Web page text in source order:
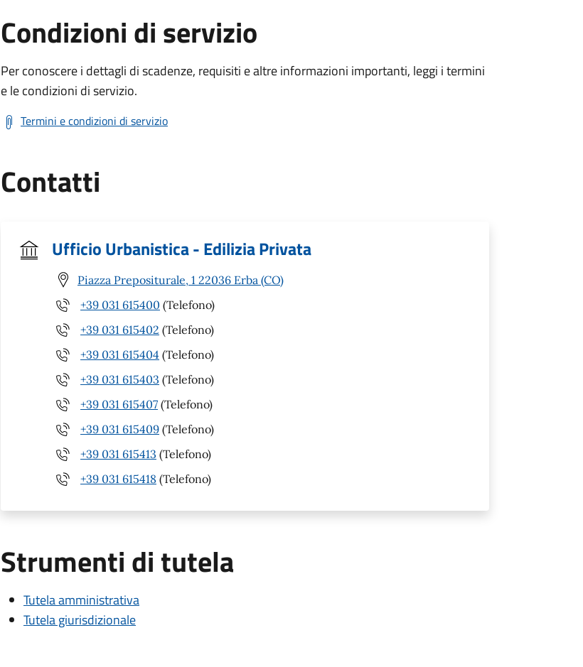
Condizioni di servizio
Per conoscere i dettagli di scadenze, requisiti e altre informazioni importanti, leggi i termini
e le condizioni di servizio.
Termini e condizioni di servizio
Contatti
Ufficio Urbanistica - Edilizia Privata
Piazza Prepositurale, 1 22036 Erba (CO)
+39 031 615400 (Telefono)
+39 031 615402 (Telefono)
+39 031 615404 (Telefono)
+39 031 615403 (Telefono)
+39 031 615407 (Telefono)
+39 031 615409 (Telefono)
+39 031 615413 (Telefono)
+39 031 615418 (Telefono)
Strumenti di tutela
Tutela amministrativa
Tutela giurisdizionale